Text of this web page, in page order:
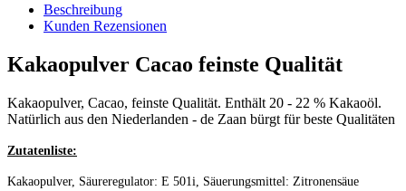
Beschreibung
Kunden Rezensionen
Kakaopulver Cacao feinste Qualität
Kakaopulver, Cacao, feinste Qualität. Enthält 20 - 22 % Kakaoöl.
Natürlich aus den Niederlanden - de Zaan bürgt für beste Qualitäten
Zutatenliste:
Kakaopulver, Säureregulator: E 501i, Säuerungsmittel: Zitronensäue